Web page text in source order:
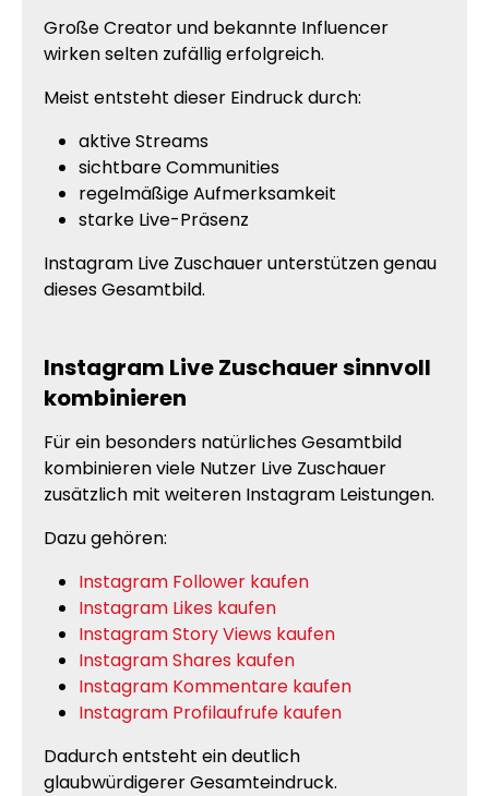
Große Creator und bekannte Influencer
wirken selten zufällig erfolgreich.
Meist entsteht dieser Eindruck durch:
aktive Streams
sichtbare Communities
regelmäßige Aufmerksamkeit
starke Live-Präsenz
Instagram Live Zuschauer unterstützen genau
dieses Gesamtbild.
Instagram Live Zuschauer sinnvoll
kombinieren
Für ein besonders natürliches Gesamtbild
kombinieren viele Nutzer Live Zuschauer
zusätzlich mit weiteren Instagram Leistungen.
Dazu gehören:
Instagram Follower kaufen
Instagram Likes kaufen
Instagram Story Views kaufen
Instagram Shares kaufen
Instagram Kommentare kaufen
Instagram Profilaufrufe kaufen
Dadurch entsteht ein deutlich
glaubwürdigerer Gesamteindruck.